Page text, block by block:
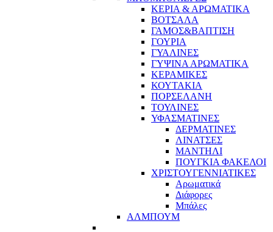
ΚΕΡΙΑ & ΑΡΩΜΑΤΙΚΑ
ΒΟΤΣΑΛΑ
ΓΑΜΟΣ&ΒΑΠΤΙΣΗ
ΓΟΥΡΙΑ
ΓΥΑΛΙΝΕΣ
ΓΥΨΙΝΑ ΑΡΩΜΑΤΙΚΑ
ΚΕΡΑΜΙΚΕΣ
ΚΟΥΤΑΚΙΑ
ΠΟΡΣΕΛΑΝΗ
ΤΟΥΛΙΝΕΣ
ΥΦΑΣΜΑΤΙΝΕΣ
ΔΕΡΜΑΤΙΝΕΣ
ΛΙΝΑΤΣΕΣ
ΜΑΝΤΗΛΙ
ΠΟΥΓΚΙΑ ΦΑΚΕΛΟΙ
ΧΡΙΣΤΟΥΓΕΝΝΙΑΤΙΚΕΣ
Αρωματικά
Διάφορες
Μπάλες
ΑΛΜΠΟΥΜ